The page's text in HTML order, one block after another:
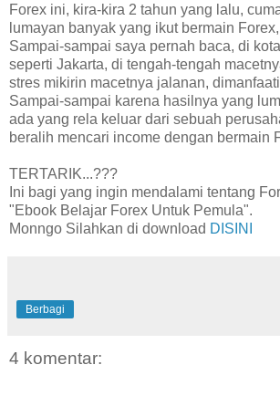
Forex ini, kira-kira 2 tahun yang lalu,
lumayan banyak yang ikut bermain
Sampai-sampai saya pernah baca, di
seperti Jakarta, di tengah-tengah
stres mikirin macetnya jalanan,
Sampai-sampai karena hasilnya yang
ada yang rela keluar dari sebuah
beralih mencari income dengan bermain
TERTARIK...???
Ini bagi yang ingin mendalami tentang
"Ebook Belajar Forex Untuk Pemula".
Monngo Silahkan di download DISINI
Berbagi
4 komentar: